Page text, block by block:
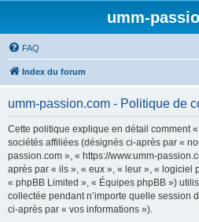
umm-
FAQ
Index du forum
umm-passion.com - Politique de
Cette politique explique en détail comment
sociétés affiliées (désignés ci-après par «
passion.com », « https://www.umm-
après par « ils », « eux », « leur », « logiciel
« phpBB Limited », « Équipes phpBB »)
collectée pendant n’importe quelle session
ci-après par « vos informations »).